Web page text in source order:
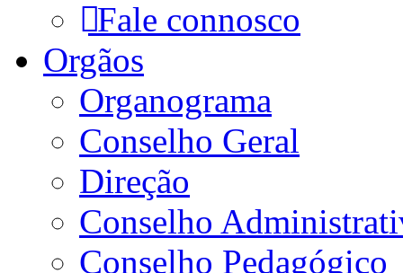
Fale connosco
Orgãos
Organograma
Conselho Geral
Direção
Conselho
Conselho Pedagógico